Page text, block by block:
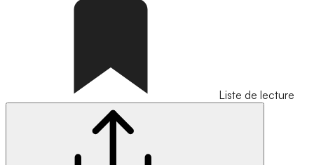
Liste de lecture